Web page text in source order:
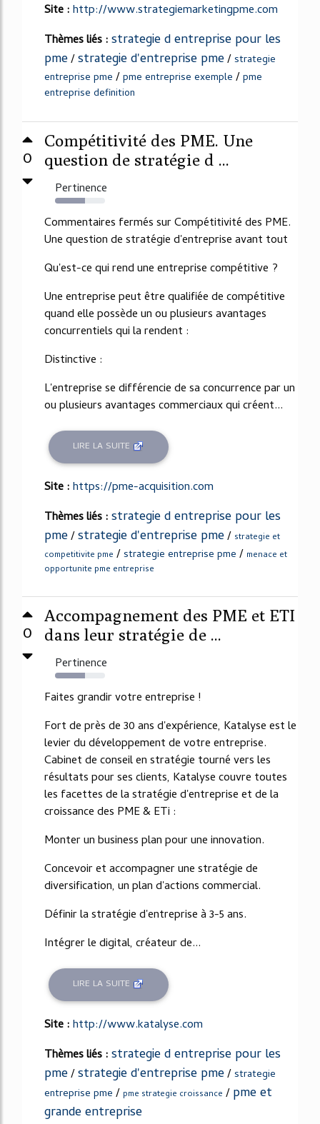
Site :http://www.strategiemarketingpme.com
Thèmes liés :strategie d entreprise pour les
pme/strategie d'entreprise pme/strategie
entreprise pme /pme entreprise exemple /pme
entreprise definition
0
Compétitivité des PME. Une
question de stratégie d ...
Pertinence
60%
Commentaires fermés sur Compétitivité des PME.
Une question de stratégie d'entreprise avant tout
Qu'est-ce qui rend une entreprise compétitive ?
Une entreprise peut être qualifiée de compétitive
quand elle possède un ou plusieurs avantages
concurrentiels qui la rendent :
Distinctive :
L'entreprise se différencie de sa concurrence par un
ou plusieurs avantages commerciaux qui créent...
LIRE LA SUITE
Site :https://pme-acquisition.com
Thèmes liés :strategie d entreprise pour les
pme/strategie d'entreprise pme/ strategie et
competitivite pme /strategie entreprise pme / menace et
opportunite pme entreprise
0
Accompagnement des PME et ETI
dans leur stratégie de ...
Pertinence
60%
Faites grandir votre entreprise !
Fort de près de 30 ans d'expérience, Katalyse est le
levier du développement de votre entreprise.
Cabinet de conseil en stratégie tourné vers les
résultats pour ses clients, Katalyse couvre toutes
les facettes de la stratégie d'entreprise et de la
croissance des PME & ETi :
Monter un business plan pour une innovation.
Concevoir et accompagner une stratégie de
diversification, un plan d'actions commercial.
Définir la stratégie d'entreprise à 3-5 ans.
Intégrer le digital, créateur de...
LIRE LA SUITE
Site :http://www.katalyse.com
Thèmes liés :strategie d entreprise pour les
pme/strategie d'entreprise pme/strategie
entreprise pme / pme strategie croissance /pme et
grande entreprise